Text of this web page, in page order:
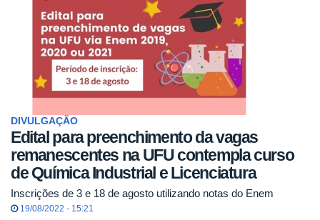
DIVULGAÇÃO
Edital para preenchimento da vagas
remanescentes na UFU contempla curso
de Química Industrial e Licenciatura
Inscrições de 3 e 18 de agosto utilizando notas do Enem
19/08/2022 - 15:21